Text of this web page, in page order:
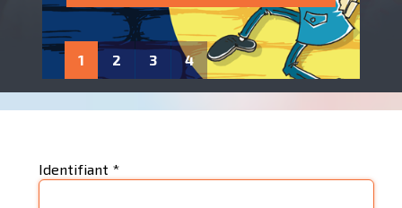
1 2 3 4
Identifiant *